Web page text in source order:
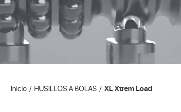
Inicio HUSILLOS A BOLAS XL Xtrem Load